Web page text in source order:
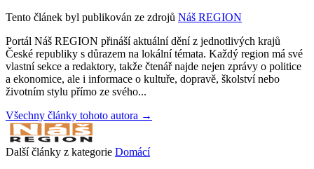
Tento článek byl publikován ze zdrojů Náš REGION
Portál Náš REGION přináší aktuální dění z jednotlivých krajů
České republiky s důrazem na lokální témata. Každý region má své
vlastní sekce a redaktory, takže čtenář najde nejen zprávy o politice
a ekonomice, ale i informace o kultuře, dopravě, školství nebo
životním stylu přímo ze svého...
Všechny články tohoto autora →
Další články z kategorie Domácí